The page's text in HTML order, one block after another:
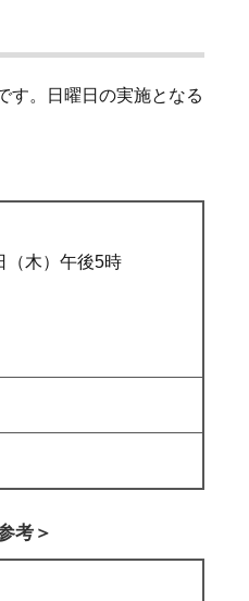
す。日曜日の実施となる
（木）午後5時
考＞